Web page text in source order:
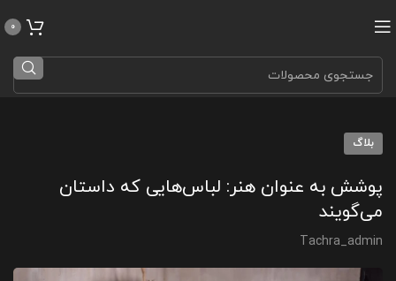
0
بلاگ
پوشش به عنوان هنر: لباس‌هایی که داستان
می‌گویند
Tachra_admin